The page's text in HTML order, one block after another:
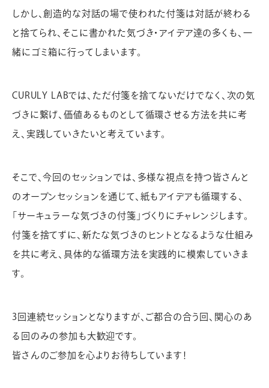
しかし、創造的な対話の場で使われた付箋は対話が終わる
と捨てられ、そこに書かれた気づき・アイデア達の多くも、一
緒にゴミ箱に行ってしまいます。
CURULY LABでは、ただ付箋を捨てないだけでなく、次の気
づきに繋げ、価値あるものとして循環させる方法を共に考
え、実践していきたいと考えています。
そこで、今回のセッションでは、多様な視点を持つ皆さんと
のオープンセッションを通じて、紙もアイデアも循環する、
「サーキュラーな気づきの付箋」づくりにチャレンジします。
付箋を捨てずに、新たな気づきのヒントとなるような仕組み
を共に考え、具体的な循環方法を実践的に模索していきま
す。
3回連続セッションとなりますが、ご都合の合う回、関心のあ
る回のみの参加も大歓迎です。
皆さんのご参加を心よりお待ちしています！